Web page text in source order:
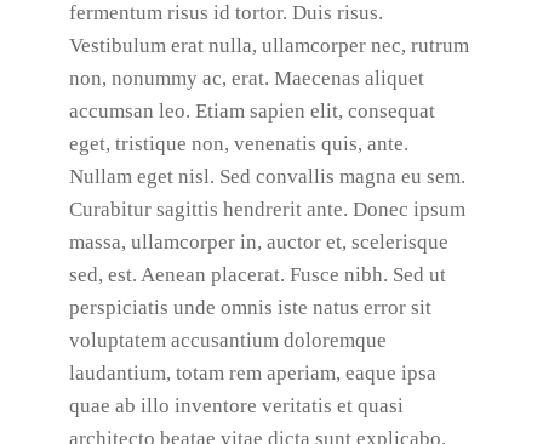
fermentum risus id tortor. Duis risus.
Vestibulum erat nulla, ullamcorper nec, rutrum
non, nonummy ac, erat. Maecenas aliquet
accumsan leo. Etiam sapien elit, consequat
eget, tristique non, venenatis quis, ante.
Nullam eget nisl. Sed convallis magna eu sem.
Curabitur sagittis hendrerit ante. Donec ipsum
massa, ullamcorper in, auctor et, scelerisque
sed, est. Aenean placerat. Fusce nibh. Sed ut
perspiciatis unde omnis iste natus error sit
voluptatem accusantium doloremque
laudantium, totam rem aperiam, eaque ipsa
quae ab illo inventore veritatis et quasi
architecto beatae vitae dicta sunt explicabo.